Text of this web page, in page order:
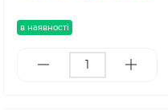
в наявності